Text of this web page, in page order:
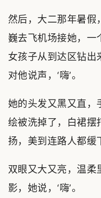
然后，大二那年暑假
巍去飞机场接她，一
女孩子从到达区钻出
对他说声，‘嗨’。
她的头发又黑又直，
绘被洗掉了，白裙摆
扬，美到连路人都缓
双眼又大又亮，温柔
影，她说，‘嗨’。